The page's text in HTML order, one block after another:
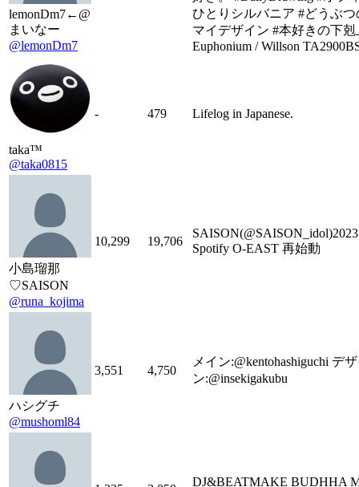
lemonDm7←@
まいなー
@lemonDm7
ひとりシルバニア #どうぶつ
マイデザイン #本好きの下剋
Euphonium / Willson
taka™
@taka0815
- 479 Lifelog in Japanese.
小島瑠那
♡SAISON
@runa_kojima
10,299 19,706
Spotify O-EAST 再始動
ハシグチ
@mushoml84
3,551 4,750
メイン:@kentohashiguchi デ
ン:@insekigakubu
DJ&BEATMAKE BUDHHA